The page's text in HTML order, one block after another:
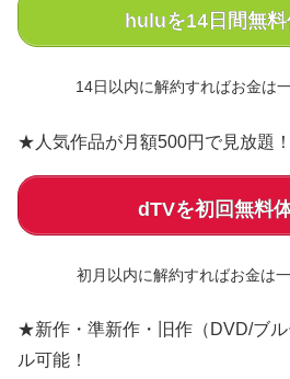
huluを14日間無
14日以内に解約すればお金は
★人気作品が月額500円で見放題！
dTVを初回無料
初月以内に解約すればお金は
★新作・準新作・旧作（DVD/ブ
ル可能！